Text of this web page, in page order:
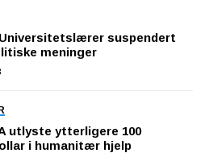
suspendert
meninger
utlyste ytterligere 100
i humanitær hjelp